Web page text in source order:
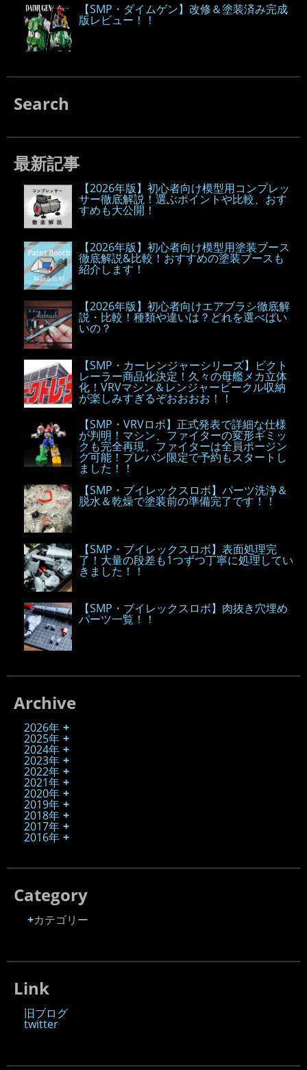
【SMP・ダイムゲン】改修＆塗装済み完成
版レビュー！！
Search
最新記事
【2026年版】初心者向け模型用コンプレッ
サー徹底解説！選ぶポイントや比較、おす
すめも大公開！
【2026年版】初心者向け模型用塗装ブース
徹底解説&比較！おすすめの塗装ブースも
紹介します！
【2026年版】初心者向けエアブラシ徹底解
説・比較！種類や違いは？どれを選べばい
いの？
【SMP・カーレンジャーシリーズ】ビクト
レーラー商品化決定！久々の母艦メカ立体
化！VRVマシン＆レンジャービークル収納
が楽しみすぎるぞおおおお！！
【SMP・VRVロボ】正式発表で詳細な仕様
が判明！マシン、ファイターの変形ギミッ
クも完全再現、ファイターは全員ポージン
グ可能！プレバン限定で予約もスタートし
ました！！
【SMP・ブイレックスロボ】パーツ洗浄＆
脱水＆乾燥で塗装前の準備完了です！！
【SMP・ブイレックスロボ】表面処理完
了！大量の段差も1つずつ丁寧に処理してい
きました！！
【SMP・ブイレックスロボ】肉抜き穴埋め
パーツ一覧！！
Archive
2026年
2025年
2024年
2023年
2022年
2021年
2020年
2019年
2018年
2017年
2016年
Category
カテゴリー
Link
旧ブログ
twitter